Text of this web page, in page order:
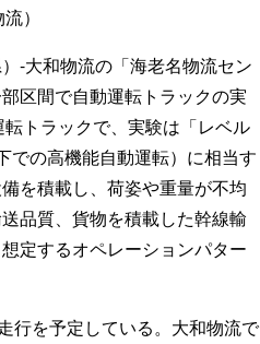
）
-大和物流の「海老名物流セン
区間で自動運転トラックの実
トラックで、実験は「レベル
での高機能自動運転）に相当す
を積載し、荷姿や重量が不均
品質、貨物を積載した幹線輸
定するオペレーションパター
行を予定している。大和物流で